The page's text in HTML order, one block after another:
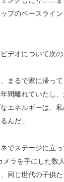
プのベースライ
デオについて次の
まるで家に帰っ
間離れていたし
エネルギーは、
んだ」
でステージに立
ラを手にした
同じ世代の子供